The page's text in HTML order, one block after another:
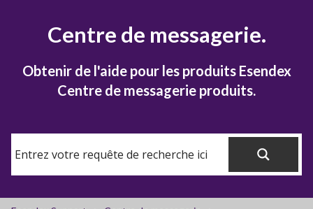
Centre de messagerie.
Obtenir de l'aide pour les produits Esendex
Centre de messagerie produits.